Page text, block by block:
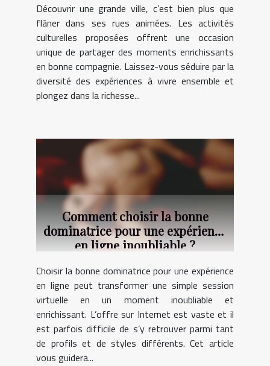
Découvrir une grande ville, c’est bien plus que
flâner dans ses rues animées. Les activités
culturelles proposées offrent une occasion
unique de partager des moments enrichissants
en bonne compagnie. Laissez-vous séduire par la
diversité des expériences à vivre ensemble et
plongez dans la richesse...
Comment choisir la bonne
dominatrice pour une expérience
en ligne inoubliable ?
Choisir la bonne dominatrice pour une expérience
en ligne peut transformer une simple session
virtuelle en un moment inoubliable et
enrichissant. L’offre sur Internet est vaste et il
est parfois difficile de s’y retrouver parmi tant
de profils et de styles différents. Cet article
vous guidera...